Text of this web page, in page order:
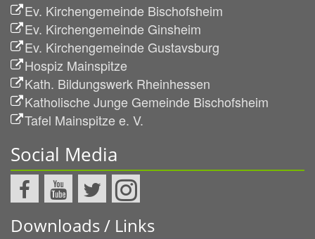
Ev. Kirchengemeinde Bischofsheim
Ev. Kirchengemeinde Ginsheim
Ev. Kirchengemeinde Gustavsburg
Hospiz Mainspitze
Kath. Bildungswerk Rheinhessen
Katholische Junge Gemeinde Bischofsheim
Tafel Mainspitze e. V.
Social Media
Downloads / Links